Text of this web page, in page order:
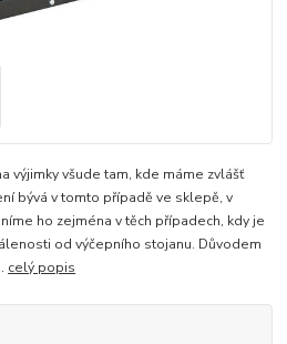
výjimky všude tam, kde máme zvlášť
bývá v tomto případě ve sklepě, v
ho zejména v těch případech, kdy je
od výčepního stojanu. Důvodem
celý popis